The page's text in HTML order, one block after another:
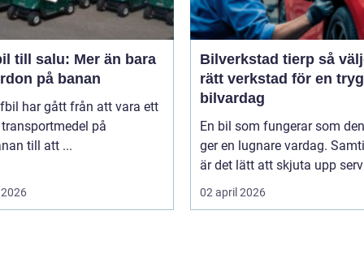
till salu: Mer än bara
på banan
har gått från att vara ett
på
till att ...
Bilverkstad tierp så väljer du
rätt verkstad för en
bilvardag
En bil som fungerar som
ger en lugnare vardag.
är det lätt att skjuta upp
02 april 2026